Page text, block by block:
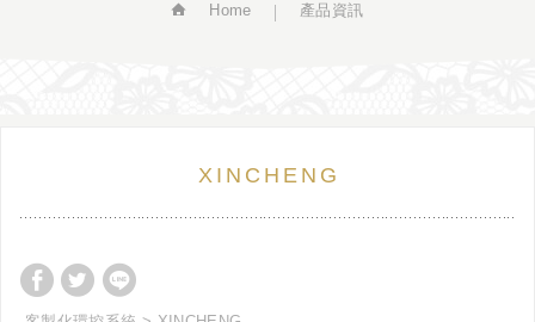
Home 產品資訊
XINCHENG